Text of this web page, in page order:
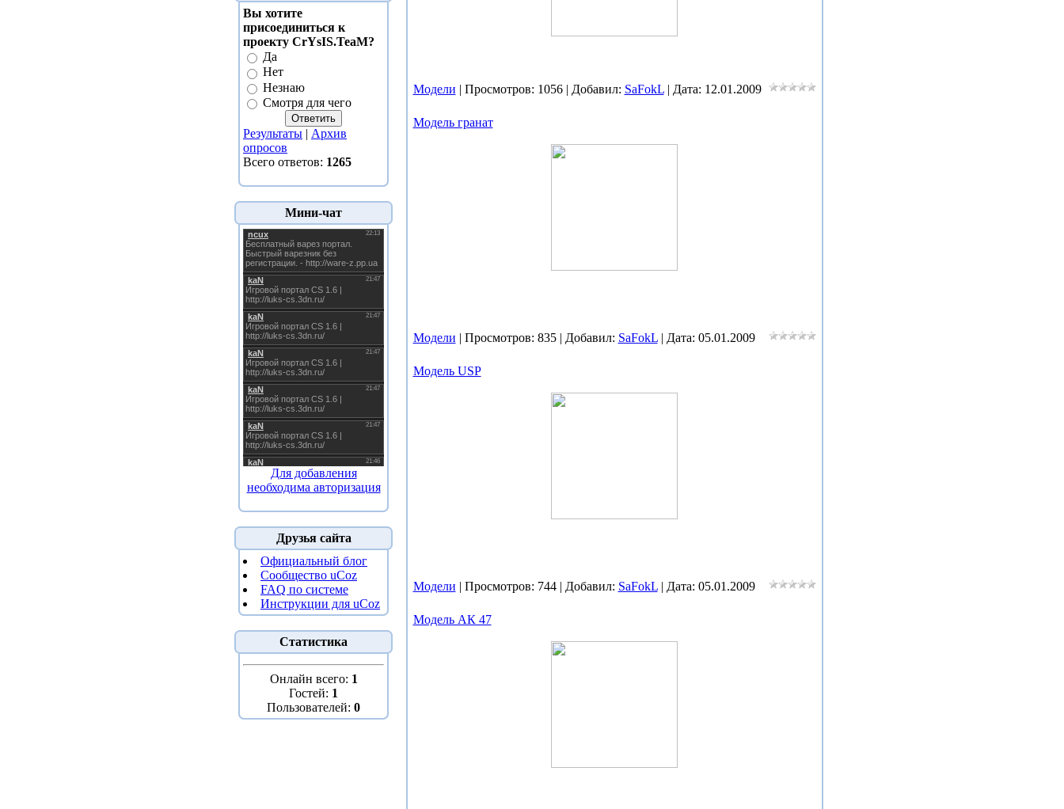
Вы хотите
присоединиться к
проекту CrYsIS.TeaM?
Да
Нет
Незнаю
Смотря для чего
Результаты | Архив
опросов
Всего ответов: 1265
Мини-чат
Для добавления
необходима авторизация
Друзья сайта
Официальный блог
Сообщество uCoz
FAQ по системе
Инструкции для uCoz
Статистика
Онлайн всего: 1
Гостей: 1
Пользователей: 0
Модели | Просмотров: 1056 | Добавил: SaFokL| Дата: 12.01.2009
Модель гранат
Модели | Просмотров: 835 | Добавил: SaFokL| Дата: 05.01.2009
Модель USP
Модели | Просмотров: 744 | Добавил: SaFokL| Дата: 05.01.2009
Модель АК 47